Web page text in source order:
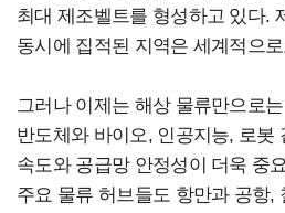
최대 제조벨트를 형성하고 있다.
동시에 집적된 지역은 세계적으
그러나 이제는 해상 물류만으로
반도체와 바이오, 인공지능, 로봇
속도와 공급망 안정성이 더욱 중
주요 물류 허브들도 항만과 공항,